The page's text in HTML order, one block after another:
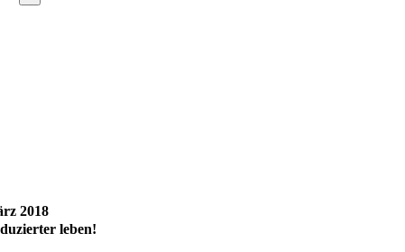
2018
leben!